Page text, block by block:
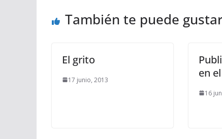
También te puede
El grito
17 junio, 2013
en
16